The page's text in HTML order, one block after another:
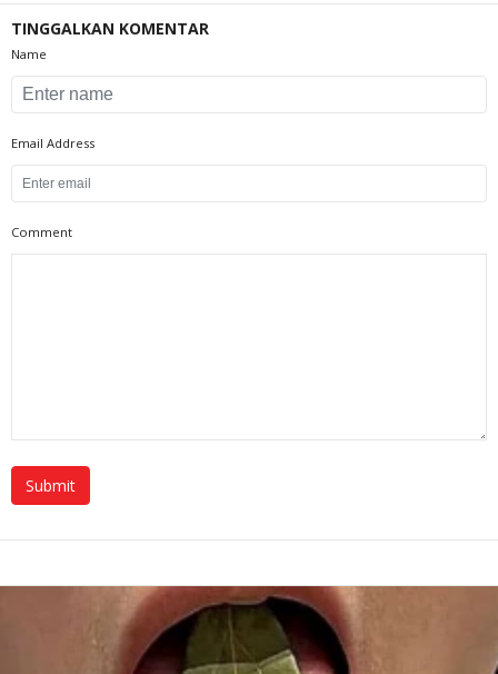
TINGGALKAN KOMENTAR
Name
Email Address
Comment